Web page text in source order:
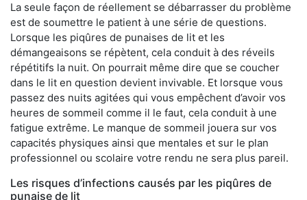
La seule façon de réellement se débarrasser du problème
est de soumettre le patient à une série de questions.
Lorsque les piqûres de punaises de lit et les
démangeaisons se répètent, cela conduit à des réveils
répétitifs la nuit. On pourrait même dire que se coucher
dans le lit en question devient invivable. Et lorsque vous
passez des nuits agitées qui vous empêchent d’avoir vos
heures de sommeil comme il le faut, cela conduit à une
fatigue extrême. Le manque de sommeil jouera sur vos
capacités physiques ainsi que mentales et sur le plan
professionnel ou scolaire votre rendu ne sera plus pareil.
Les risques d’infections causés par les piqûres de
punaise de lit